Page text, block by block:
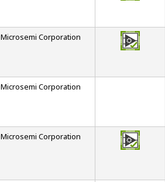
Microsemi Corporation
Microsemi Corporation
Microsemi Corporation